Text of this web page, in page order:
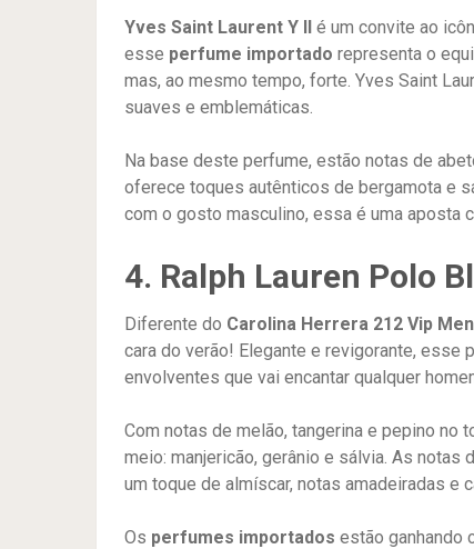
Yves Saint Laurent Y II é um convite ao
esse perfume importado representa o
mas, ao mesmo tempo, forte. Yves Saint
suaves e emblemáticas.
Na base deste perfume, estão notas de
oferece toques autênticos de bergamota e
com o gosto masculino, essa é uma aposta
4. Ralph Lauren Polo
Diferente do Carolina Herrera 212 Vip
cara do verão! Elegante e revigorante, esse
envolventes que vai encantar qualquer
Com notas de melão, tangerina e pepino no
meio: manjericão, gerânio e sálvia. As notas
um toque de almíscar, notas amadeiradas e
Os perfumes importados estão ganhando